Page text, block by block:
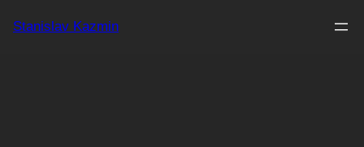
Inhalt
Stanislav Kazmin